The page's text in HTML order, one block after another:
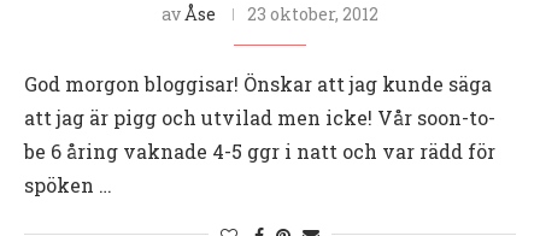
av Åse 23 oktober, 2012
God morgon bloggisar! Önskar att jag kunde säga
att jag är pigg och utvilad men icke! Vår soon-to-
be 6 åring vaknade 4-5 ggr i natt och var rädd för
spöken …